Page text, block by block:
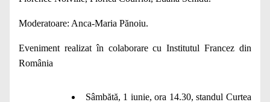
Moderatoare: Anca-Maria Pănoiu.
Eveniment realizat în colaborare cu Institutul Francez din
România
Sâmbătă, 1 iunie, ora 14.30, standul Curtea